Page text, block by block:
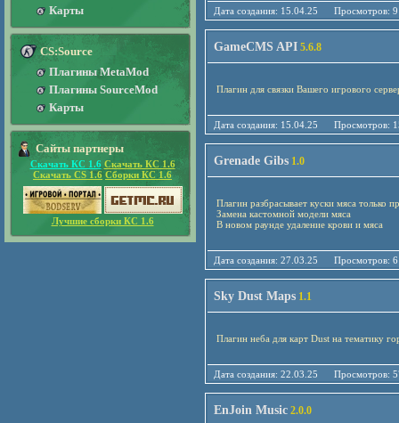
Дата создания: 15.04.25
GameCMS API 5.6.8
Плагин для связки Вашего игрового
Дата создания: 15.04.25
Grenade Gibs 1.0
Плагин разбрасывает куски мяса только
Замена кастомной модели мяса
В новом раунде удаление крови и мяса
Дата создания: 27.03.25
Sky Dust Maps 1.1
Плагин неба для карт Dust на тематику
Дата создания: 22.03.25
EnJoin Music 2.0.0
Карты
CS:Source
Плагины MetaMod
Плагины SourceMod
Карты
Сайты партнеры
Скачать КС 1.6 Скачать КС 1.6
Скачать CS 1.6 Сборки КС 1.6
Лучшие сборки КС 1.6